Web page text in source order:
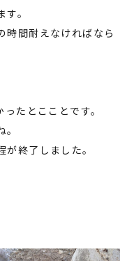
。
時間耐えなければなら
たとこことです。
終了しました。